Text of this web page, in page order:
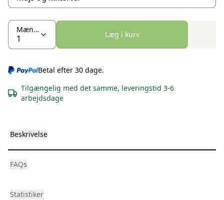
Mængde
Læg i kurv
Betal efter 30 dage.
Tilgængelig med det samme, leveringstid 3-6
arbejdsdage
Beskrivelse
FAQs
Statistiker